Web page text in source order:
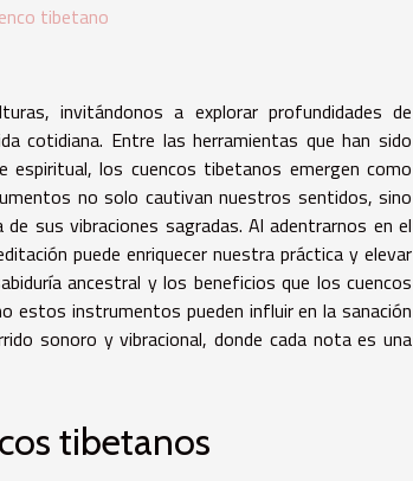
tibetano
invitándonos a explorar profundidades de
cotidiana. Entre las herramientas que han sido
espiritual, los cuencos tibetanos emergen como
no solo cautivan nuestros sentidos, sino
sus vibraciones sagradas. Al adentrarnos en el
puede enriquecer nuestra práctica y elevar
ancestral y los beneficios que los cuencos
estos instrumentos pueden influir en la sanación
sonoro y vibracional, donde cada nota es una
tibetanos